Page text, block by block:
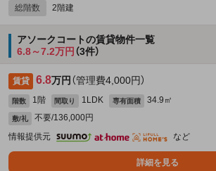
総階数 2階建
アソークコートの賃貸物件一覧
6.8～7.2万円 （3件）
賃貸 6.8万円 （管理費4,000円）
階数 1階 間取り 1LDK 専有面積 34.9㎡
敷/礼
不要/136,000円
情報提供元
など
詳細を見る